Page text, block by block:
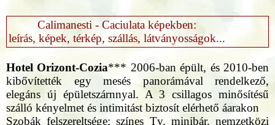
Calimanesti - Caciulata képekben:
leírás, képek, térkép, szállás, látványosságok...
Hotel Orizont-Cozia*** 2006-ban épült, és 2010-ben
kibővítették egy mesés panorámával rendelkező,
elegáns új épületszárnnyal. A 3 csillagos minősítésű
szálló kényelmet és intimitást biztosít elérhető áarakon
Szobák felszereltsége: színes Tv, minibár, nemzetközi